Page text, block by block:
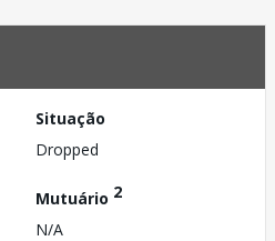
Situação
Dropped
Mutuário 2
N/A